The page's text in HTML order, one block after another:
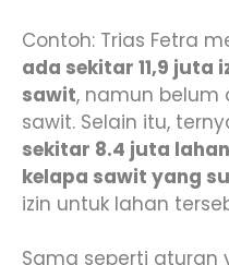
Contoh: Trias Fetra
ada sekitar 11,9 juta
sawit, namun belum
sawit. Selain itu,
sekitar 8.4 juta
kelapa sawit yang
izin untuk lahan
Sama seperti aturan